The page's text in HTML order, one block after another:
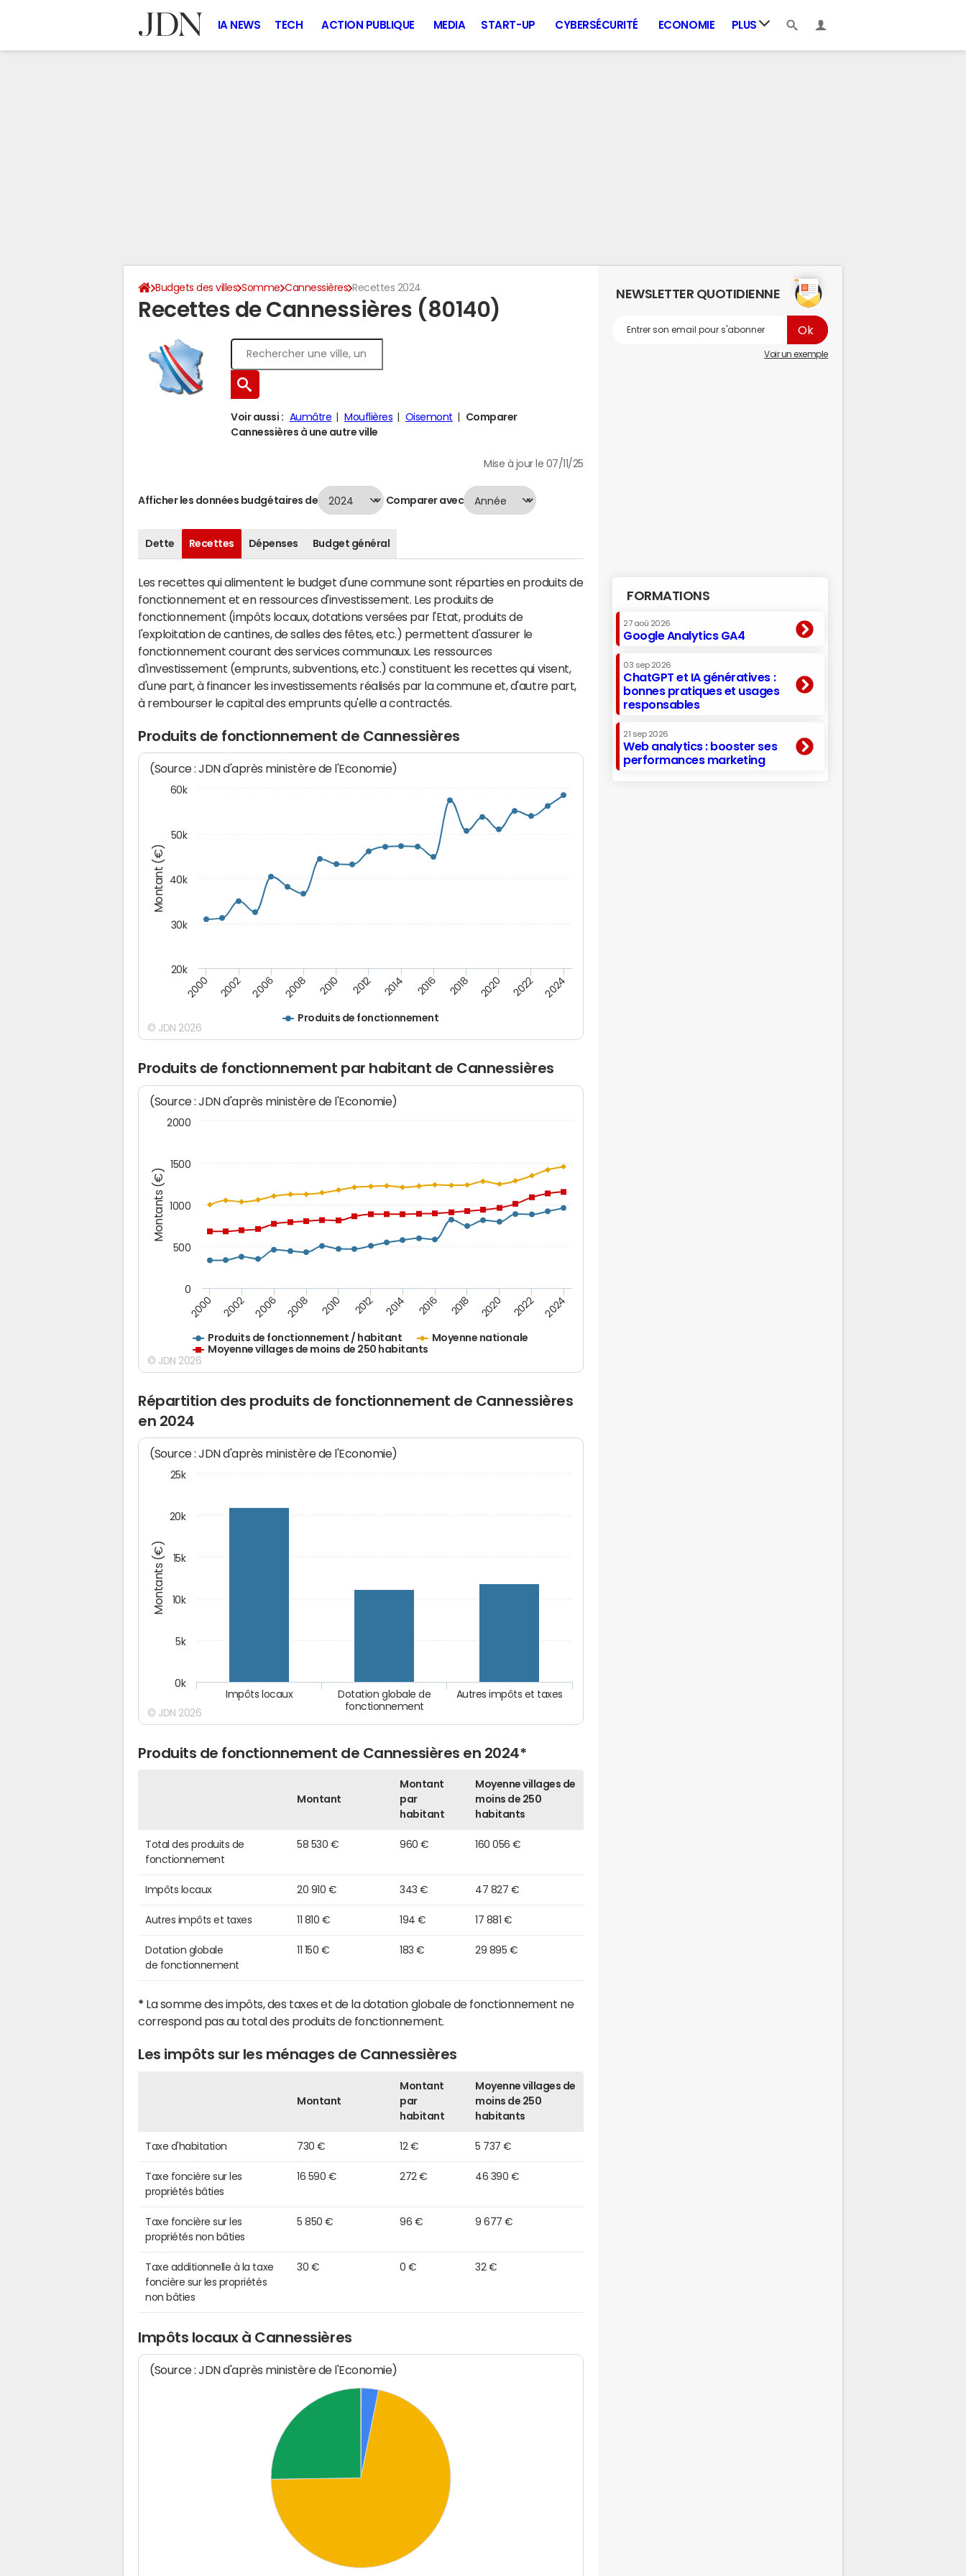
IA NEWS TECH ACTION PUBLIQUE MEDIA START-UP CYBERSÉCURITÉ ECONOMIE PLUS
Budgets des villes Somme Cannessières Recettes 2024
Recettes de Cannessières (80140)
Voir aussi : Aumâtre Mouflières Oisemont
Comparer
Cannessières à une autre ville
Mise à jour le 07/11/25
Afficher les données budgétaires de Comparer avec
Dette Recettes Dépenses Budget général
Les recettes qui alimentent le budget d'une commune sont réparties en produits de
fonctionnement et en ressources d'investissement. Les produits de
fonctionnement (impôts locaux, dotations versées par l'Etat, produits de
l'exploitation de cantines, de salles des fêtes, etc.) permettent d'assurer le
fonctionnement courant des services communaux. Les ressources
d'investissement (emprunts, subventions, etc.) constituent les recettes qui visent,
d'une part, à financer les investissements réalisés par la commune et, d'autre part,
à rembourser le capital des emprunts qu'elle a contractés.
Produits de fonctionnement de Cannessières
Montant (€)
(Source : JDN d'après ministère de l'Economie)
Produits de fonctionnement
2000 2002 2006 2008 2010 2012 2014 2016 2018 2020 2022 2024
20k
30k
40k
50k
60k
© JDN 2026
Produits de fonctionnement par habitant de Cannessières
Montants (€)
(Source : JDN d'après ministère de l'Economie)
Produits de fonctionnement / habitant
Moyenne nationale
Moyenne villages de moins de 250 habitants
2000 2002 2006 2008 2010 2012 2014 2016 2018 2020 2022 2024
500
1000
1500
0
2000
© JDN 2026
Répartition des produits de fonctionnement de Cannessières
en 2024
Montants (€)
(Source : JDN d'après ministère de l'Economie)
Autres impôts et taxes
Dotation globale de
fonctionnement
Impôts locaux
0k
5k
10k
15k
20k
25k
© JDN 2026
Produits de fonctionnement de Cannessières en 2024*
Montant
Montant
par
habitant
Moyenne villages de
moins de 250
habitants
Total des produits de
fonctionnement
58 530 € 960 € 160 056 €
Impôts locaux 20 910 € 343 € 47 827 €
Autres impôts et taxes 11 810 € 194 € 17 881 €
Dotation globale
de fonctionnement
11 150 € 183 € 29 895 €
* La somme des impôts, des taxes et de la dotation globale de fonctionnement ne
correspond pas au total des produits de fonctionnement.
Les impôts sur les ménages de Cannessières
Montant
Montant
par
habitant
Moyenne villages de
moins de 250
habitants
Taxe d'habitation 730 € 12 € 5 737 €
Taxe foncière sur les
propriétés bâties
16 590 € 272 € 46 390 €
Taxe foncière sur les
propriétés non bâties
5 850 € 96 € 9 677 €
Taxe additionnelle à la taxe
foncière sur les propriétés
non bâties
30 € 0 € 32 €
Impôts locaux à Cannessières
(Source : JDN d'après ministère de l'Economie)
NEWSLETTER QUOTIDIENNE
Voir un exemple
FORMATIONS
27 aoû 2026
Google Analytics GA4
03 sep 2026
ChatGPT et IA génératives :
bonnes pratiques et usages
responsables
21 sep 2026
Web analytics : booster ses
performances marketing